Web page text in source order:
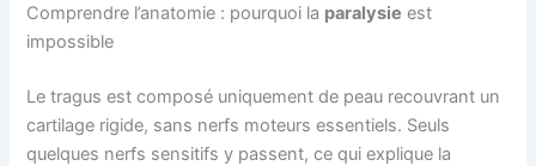
Comprendre l’anatomie : pourquoi la paralysie est
impossible
Le tragus est composé uniquement de peau recouvrant un
cartilage rigide, sans nerfs moteurs essentiels. Seuls
quelques nerfs sensitifs y passent, ce qui explique la